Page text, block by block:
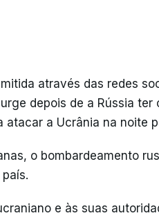
através das redes
depois de a Rússia
atacar a Ucrânia na noite
o bombardeamento
e às suas